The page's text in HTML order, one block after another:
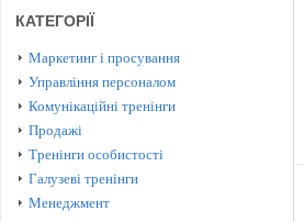
КАТЕГОРІЇ
Маркетинг і просування
Управління персоналом
Комунікаційні тренінги
Продажі
Тренінги особистості
Галузеві тренінги
Менеджмент